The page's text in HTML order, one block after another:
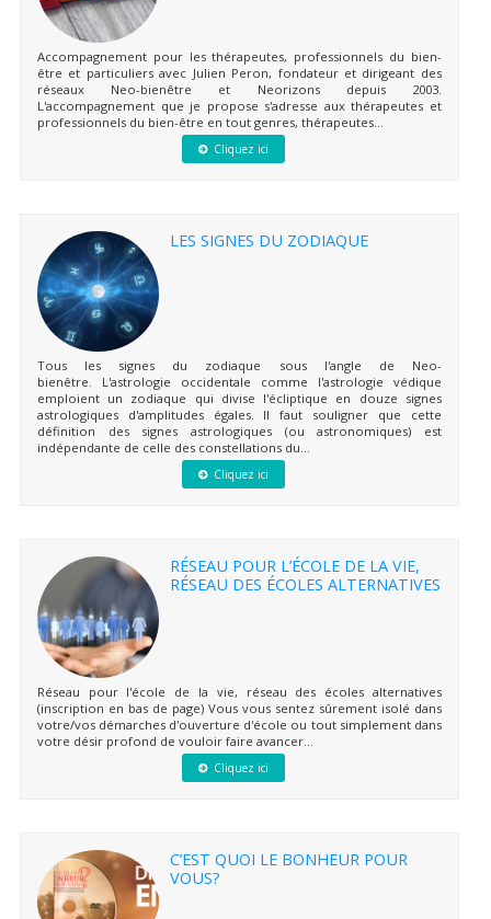
Accompagnement pour les thérapeutes, professionnels du bien-
être et particuliers avec Julien Peron, fondateur et dirigeant des
réseaux Neo-bienêtre et Neorizons depuis 2003.
L'accompagnement que je propose s'adresse aux thérapeutes et
professionnels du bien-être en tout genres, thérapeutes...
Cliquez ici
LES SIGNES DU ZODIAQUE
Tous les signes du zodiaque sous l'angle de Neo-
bienêtre. L'astrologie occidentale comme l'astrologie védique
emploient un zodiaque qui divise l'écliptique en douze signes
astrologiques d'amplitudes égales. Il faut souligner que cette
définition des signes astrologiques (ou astronomiques) est
indépendante de celle des constellations du...
Cliquez ici
RÉSEAU POUR L’ÉCOLE DE LA VIE,
RÉSEAU DES ÉCOLES ALTERNATIVES
Réseau pour l'école de la vie, réseau des écoles alternatives
(inscription en bas de page) Vous vous sentez sûrement isolé dans
votre/vos démarches d'ouverture d'école ou tout simplement dans
votre désir profond de vouloir faire avancer...
Cliquez ici
C’EST QUOI LE BONHEUR POUR
VOUS?